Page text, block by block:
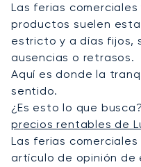
Las ferias
productos suelen
estricto y a días fijos,
ausencias o retrasos.
Aquí es donde la
sentido.
¿Es esto lo que
precios rentables de
Las ferias
artículo de opinión de